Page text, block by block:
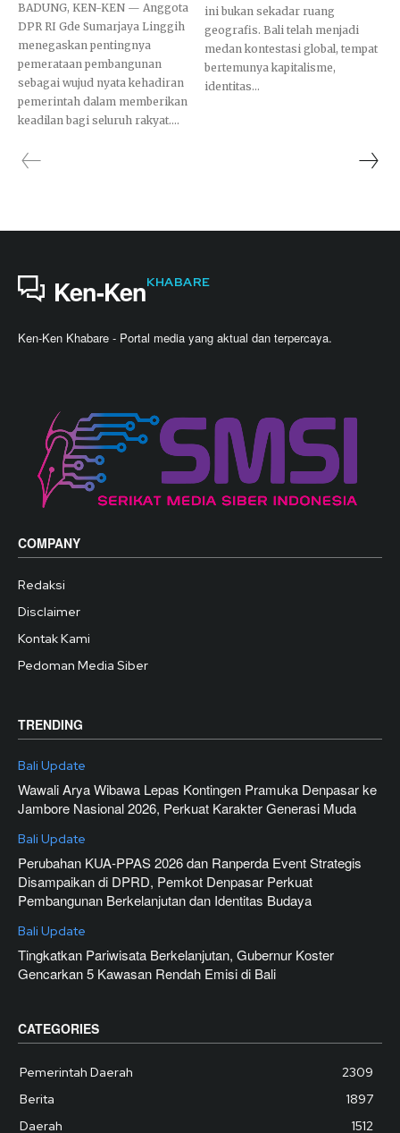
BADUNG, KEN-KEN — Anggota
DPR RI Gde Sumarjaya Linggih
menegaskan pentingnya
pemerataan pembangunan
sebagai wujud nyata kehadiran
pemerintah dalam memberikan
keadilan bagi seluruh rakyat....
ini bukan sekadar ruang
geografis. Bali telah menjadi
medan kontestasi global, tempat
bertemunya kapitalisme,
identitas...
Ken-KenKHABARE
Ken-Ken Khabare - Portal media yang aktual dan terpercaya.
COMPANY
Redaksi
Disclaimer
Kontak Kami
Pedoman Media Siber
TRENDING
Bali Update
Wawali Arya Wibawa Lepas Kontingen Pramuka Denpasar ke
Jambore Nasional 2026, Perkuat Karakter Generasi Muda
Bali Update
Perubahan KUA-PPAS 2026 dan Ranperda Event Strategis
Disampaikan di DPRD, Pemkot Denpasar Perkuat
Pembangunan Berkelanjutan dan Identitas Budaya
Bali Update
Tingkatkan Pariwisata Berkelanjutan, Gubernur Koster
Gencarkan 5 Kawasan Rendah Emisi di Bali
CATEGORIES
Pemerintah Daerah
2309
Berita
1897
Daerah
1512